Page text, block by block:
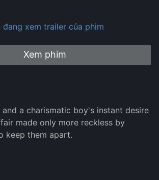
đang xem trailer của phim
Xem phim
a charismatic boy's instant desire
made only more reckless by
keep them apart.